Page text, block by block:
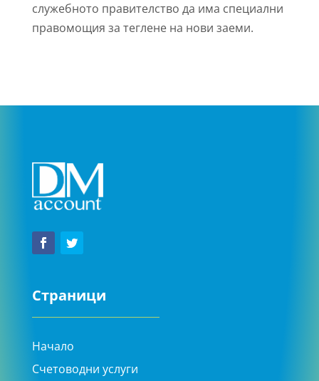
служебното правителство да има специални
правомощия за теглене на нови заеми.
Страници
Начало
Счетоводни услуги